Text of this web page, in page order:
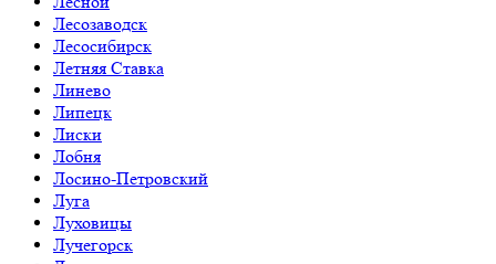
Лесозаводск
Лесосибирск
Летняя Ставка
Линево
Липецк
Лиски
Лобня
Лосино-Петровский
Луга
Луховицы
Лучегорск